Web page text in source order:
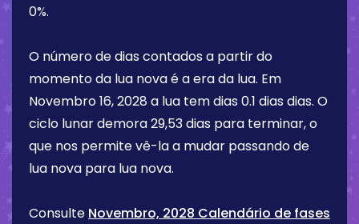
0%.
O número de dias contados a partir do
momento da lua nova é a era da lua. Em
Novembro 16, 2028 a lua tem dias 0.1 dias dias. O
ciclo lunar demora 29,53 dias para terminar, o
que nos permite vê-la a mudar passando de
lua nova para lua nova.
Consulte Novembro, 2028 Calendário de fases